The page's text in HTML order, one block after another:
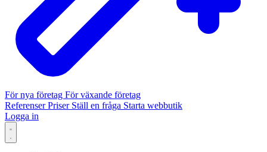
För nya företag För växande företag
ReferenserPriser Ställ en fråga Starta webbutik
Logga in